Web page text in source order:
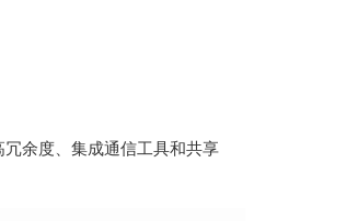
余度、集成通信工具和共享